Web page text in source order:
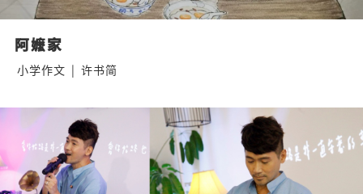
阿嬷家
小学作文 | 许书简